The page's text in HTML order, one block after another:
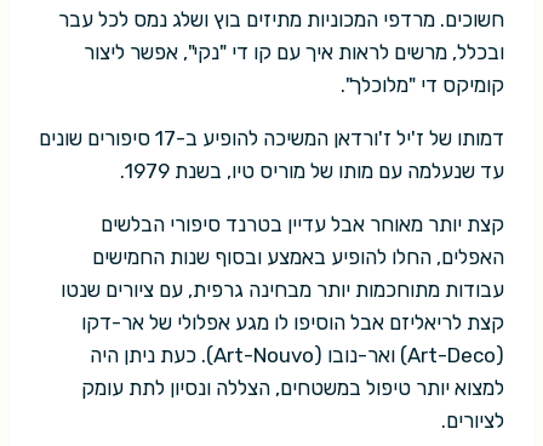
חשוכים. מרדפי המכוניות מתיזים בוץ ושלג נמס לכל עבר
ובכלל, מרשים לראות איך עם קו די "נקי", אפשר ליצור
קומיקס די "מלוכלך".
דמותו של ז'יל ז'ורדאן המשיכה להופיע ב-17 סיפורים שונים
עד שנעלמה עם מותו של מוריס טיו, בשנת 1979.
קצת יותר מאוחר אבל עדיין בטרנד סיפורי הבלשים
האפלים, החלו להופיע באמצע ובסוף שנות החמישים
עבודות מתוחכמות יותר מבחינה גרפית, עם ציורים שנטו
קצת לריאליזם אבל הוסיפו לו מגע אפלולי של אר-דקו
(Art-Deco) ואר-נובו (Art-Nouvo). כעת ניתן היה
למצוא יותר טיפול במשטחים, הצללה ונסיון לתת עומק
לציורים.